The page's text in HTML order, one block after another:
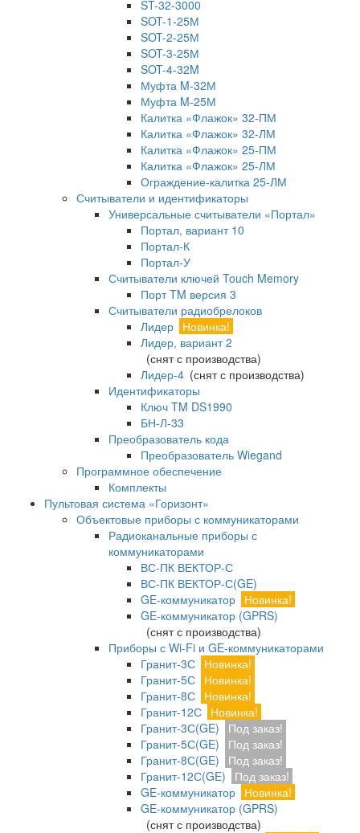
ST-32-3000
SOT-1-25М
SOT-2-25М
SOT-3-25М
SOT-4-32M
Муфта M-32М
Муфта M-25М
Калитка «Флажок» 32-ПМ
Калитка «Флажок» 32-ЛМ
Калитка «Флажок» 25-ПМ
Калитка «Флажок» 25-ЛМ
Ограждение-калитка 25-ЛМ
Считыватели и идентификаторы
Универсальные считыватели «Портал»
Портал, вариант 10
Портал-К
Портал-У
Считыватели ключей Touch Memory
Порт TM версия 3
Считыватели радиобрелоков
Лидер Новинка!
Лидер, вариант 2
(снят с производства)
Лидер-4 (снят с производства)
Идентификаторы
Ключ TM DS1990
БН-Л-33
Преобразователь кода
Преобразователь Wiegand
Программное обеспечение
Комплекты
Пультовая система «Горизонт»
Объектовые приборы с коммуникаторами
Радиоканальные приборы с
коммуникаторами
ВС-ПК ВЕКТОР-С
ВС-ПК ВЕКТОР-С(GE)
GE-коммуникатор Новинка!
GE-коммуникатор (GPRS)
(снят с производства)
Приборы с Wi-Fi и GE-коммуникаторами
Гранит-3С Новинка!
Гранит-5С Новинка!
Гранит-8С Новинка!
Гранит-12С Новинка!
Гранит-3С(GE)
Под заказ!
Гранит-5С(GE)
Под заказ!
Гранит-8С(GE)
Под заказ!
Гранит-12С(GE)
Под заказ!
GE-коммуникатор Новинка!
GE-коммуникатор (GPRS)
(снят с производства)